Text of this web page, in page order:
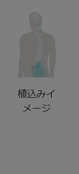
植込みイ
メージ